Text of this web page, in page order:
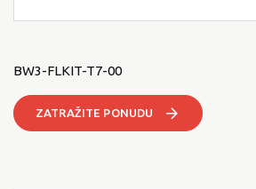
BW3-FLKIT-T7-00
ZATRAŽITE PONUDU